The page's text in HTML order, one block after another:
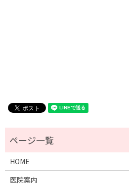
HOME
医院案内